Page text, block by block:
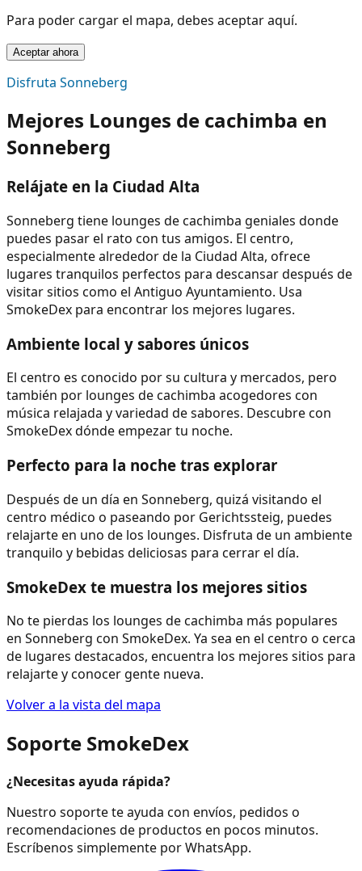
Para poder cargar el mapa, debes aceptar aquí.
Aceptar ahora
Disfruta Sonneberg
Mejores Lounges de cachimba en
Sonneberg
Relájate en la Ciudad Alta
Sonneberg tiene lounges de cachimba geniales donde
puedes pasar el rato con tus amigos. El centro,
especialmente alrededor de la Ciudad Alta, ofrece
lugares tranquilos perfectos para descansar después de
visitar sitios como el Antiguo Ayuntamiento. Usa
SmokeDex para encontrar los mejores lugares.
Ambiente local y sabores únicos
El centro es conocido por su cultura y mercados, pero
también por lounges de cachimba acogedores con
música relajada y variedad de sabores. Descubre con
SmokeDex dónde empezar tu noche.
Perfecto para la noche tras explorar
Después de un día en Sonneberg, quizá visitando el
centro médico o paseando por Gerichtssteig, puedes
relajarte en uno de los lounges. Disfruta de un ambiente
tranquilo y bebidas deliciosas para cerrar el día.
SmokeDex te muestra los mejores sitios
No te pierdas los lounges de cachimba más populares
en Sonneberg con SmokeDex. Ya sea en el centro o cerca
de lugares destacados, encuentra los mejores sitios para
relajarte y conocer gente nueva.
Volver a la vista del mapa
Soporte SmokeDex
¿Necesitas ayuda rápida?
Nuestro soporte te ayuda con envíos, pedidos o
recomendaciones de productos en pocos minutos.
Escríbenos simplemente por WhatsApp.